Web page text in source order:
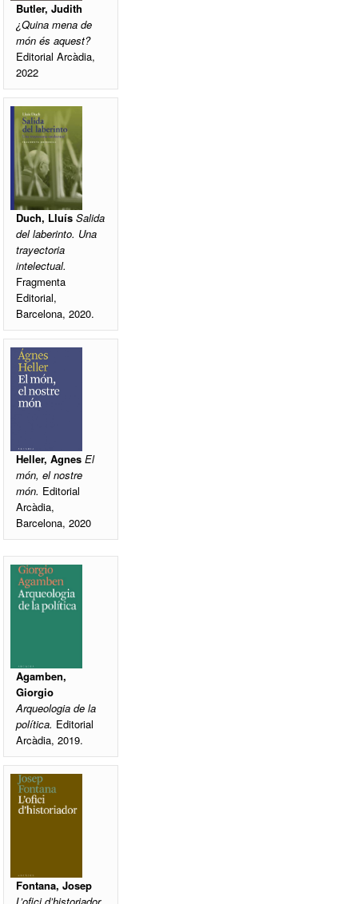
Butler, Judith
¿Quina mena de
món és aquest?
Editorial Arcàdia,
2022
Duch, LluísSalida
del laberinto. Una
trayectoria
intelectual.
Fragmenta
Editorial,
Barcelona, 2020.
Heller, Agnes El
món, el nostre
món. Editorial
Arcàdia,
Barcelona, 2020
Agamben,
Giorgio
Arqueologia de la
política. Editorial
Arcàdia, 2019.
Fontana, Josep